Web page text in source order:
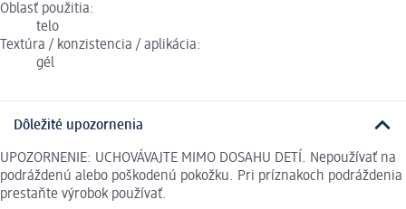
Oblasť použitia:
telo
Textúra / konzistencia / aplikácia:
gél
Dôležité upozornenia
UPOZORNENIE: UCHOVÁVAJTE MIMO DOSAHU DETÍ. Nepoužívať na
podráždenú alebo poškodenú pokožku. Pri príznakoch podráždenia
prestaňte výrobok používať.